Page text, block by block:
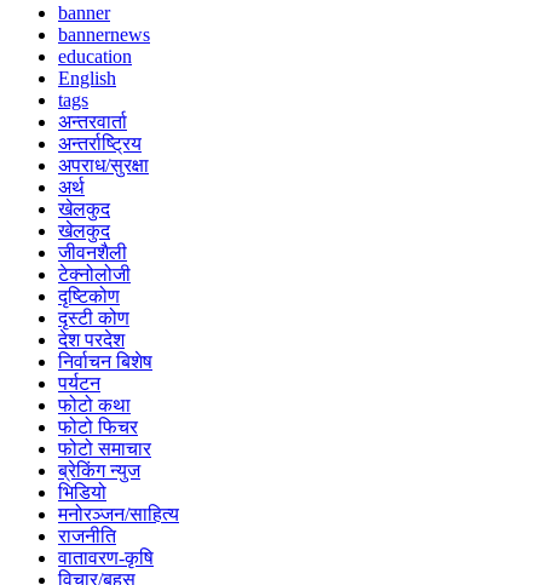
banner
bannernews
education
English
tags
अन्तरवार्ता
अन्तर्राष्ट्रिय
अपराध/सुरक्षा
अर्थ
खेलकुद
खेलकुद
जीवनशैली
टेक्नोलोजी
दृष्टिकोण
दृस्टी कोण
देश परदेश
निर्वाचन बिशेष
पर्यटन
फोटो कथा
फोटो फिचर
फोटो समाचार
ब्रेकिंग न्युज
भिडियो
मनोरञ्जन/साहित्य
राजनीति
वातावरण-कृषि
विचार/बहस